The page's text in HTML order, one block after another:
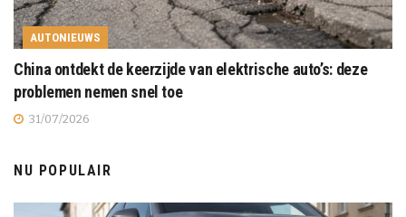
AUTONIEUWS
China ontdekt de keerzijde van elektrische auto’s: deze
problemen nemen snel toe
31/07/2026
NU POPULAIR